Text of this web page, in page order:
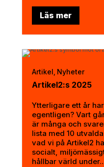
Läs mer
Artikel Nyheter
Artikel2:s 2025
Ytterligare ett år
egentligen? Vart
är många och
lista med 10
vad vi på Artikel2
socialt,
hållbar värld